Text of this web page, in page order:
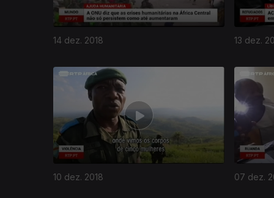
14 dez. 2018 13 dez.
10 dez. 2018 07 dez.